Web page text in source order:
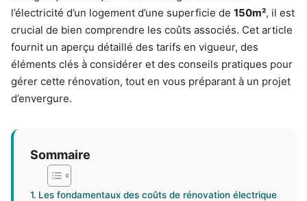
l’électricité d’un logement d’une superficie de 150m², il est
crucial de bien comprendre les coûts associés. Cet article
fournit un aperçu détaillé des tarifs en vigueur, des
éléments clés à considérer et des conseils pratiques pour
gérer cette rénovation, tout en vous préparant à un projet
d’envergure.
Sommaire
Les fondamentaux des coûts de rénovation électrique